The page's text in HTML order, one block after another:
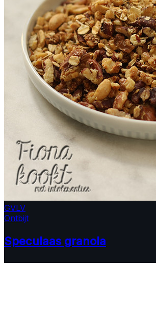
GVLV
Ontbijt
Speculaas granola